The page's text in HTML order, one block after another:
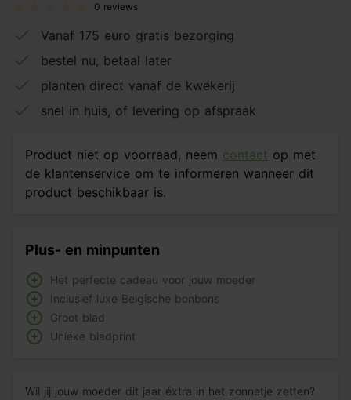
0 reviews
Vanaf 175 euro gratis bezorging
bestel nu, betaal later
planten direct vanaf de kwekerij
snel in huis, of levering op afspraak
Product niet op voorraad, neem contact op met
de klantenservice om te informeren wanneer dit
product beschikbaar is.
Plus- en minpunten
Het perfecte cadeau voor jouw moeder
Inclusief luxe Belgische bonbons
Groot blad
Unieke bladprint
Wil jij jouw moeder dit jaar éxtra in het zonnetje zetten?